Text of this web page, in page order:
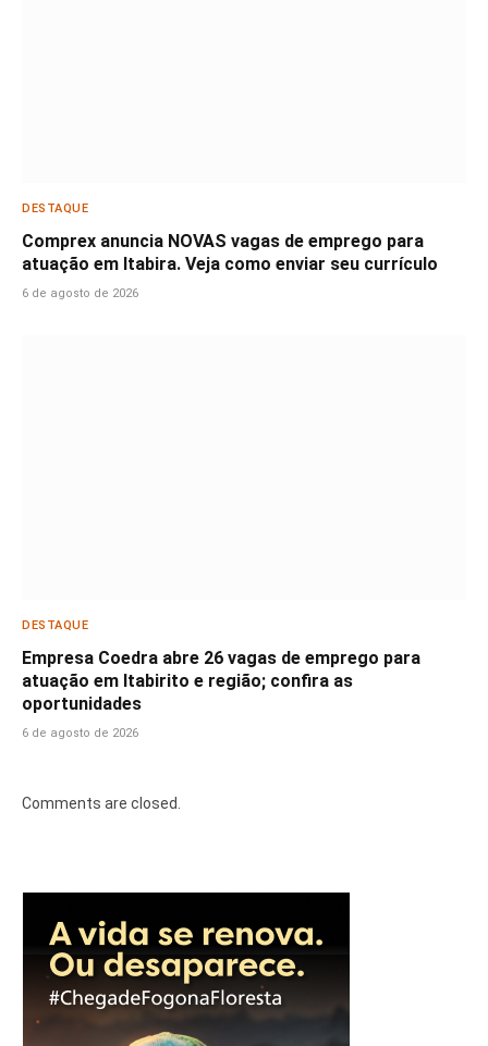
DESTAQUE
Comprex anuncia NOVAS vagas de emprego para
atuação em Itabira. Veja como enviar seu currículo
6 de agosto de 2026
DESTAQUE
Empresa Coedra abre 26 vagas de emprego para
atuação em Itabirito e região; confira as
oportunidades
6 de agosto de 2026
Comments are closed.